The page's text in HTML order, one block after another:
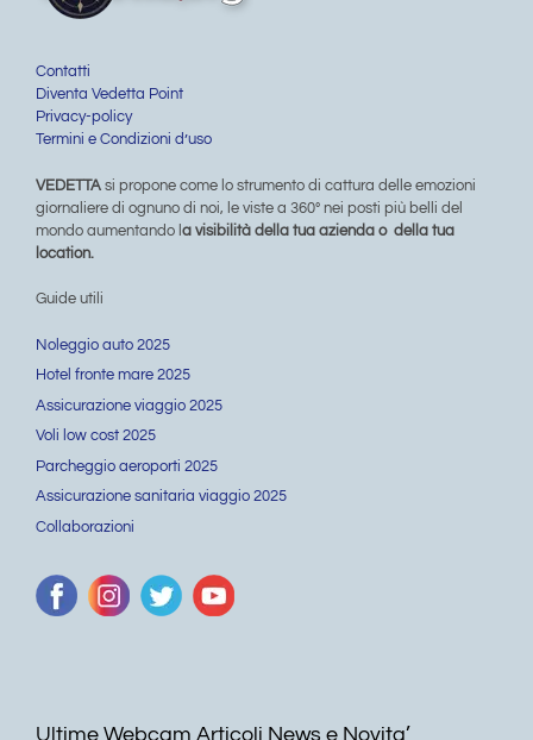
Contatti
Diventa Vedetta Point
Privacy-policy
Termini e Condizioni d’uso
VEDETTA si propone come lo strumento di cattura delle emozioni
giornaliere di ognuno di noi, le viste a 360° nei posti più belli del
mondo aumentando l a visibilità della tua azienda o della tua
location.
Guide utili
Noleggio auto 2025
Hotel fronte mare 2025
Assicurazione viaggio 2025
Voli low cost 2025
Parcheggio aeroporti 2025
Assicurazione sanitaria viaggio 2025
Collaborazioni
Ultime Webcam Articoli News e Novita’